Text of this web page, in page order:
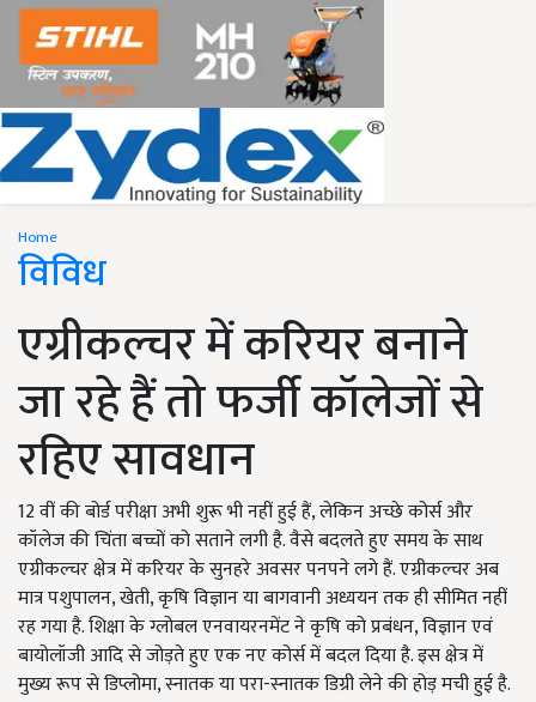
Home
विविध
एग्रीकल्चर में करियर बनाने
जा रहे हैं तो फर्जी कॉलेजों से
रहिए सावधान
12 वीं की बोर्ड परीक्षा अभी शुरू भी नहीं हुई हैं, लेकिन अच्छे कोर्स और
कॉलेज की चिंता बच्चों को सताने लगी है. वैसे बदलते हुए समय के साथ
एग्रीकल्चर क्षेत्र में करियर के सुनहरे अवसर पनपने लगे हैं. एग्रीकल्चर अब
मात्र पशुपालन, खेती, कृषि विज्ञान या बागवानी अध्ययन तक ही सीमित नहीं
रह गया है. शिक्षा के ग्लोबल एनवायरनमेंट ने कृषि को प्रबंधन, विज्ञान एवं
बायोलॉजी आदि से जोड़ते हुए एक नए कोर्स में बदल दिया है. इस क्षेत्र में
मुख्य रूप से डिप्लोमा, स्नातक या परा-स्नातक डिग्री लेने की होड़ मची हुई है.